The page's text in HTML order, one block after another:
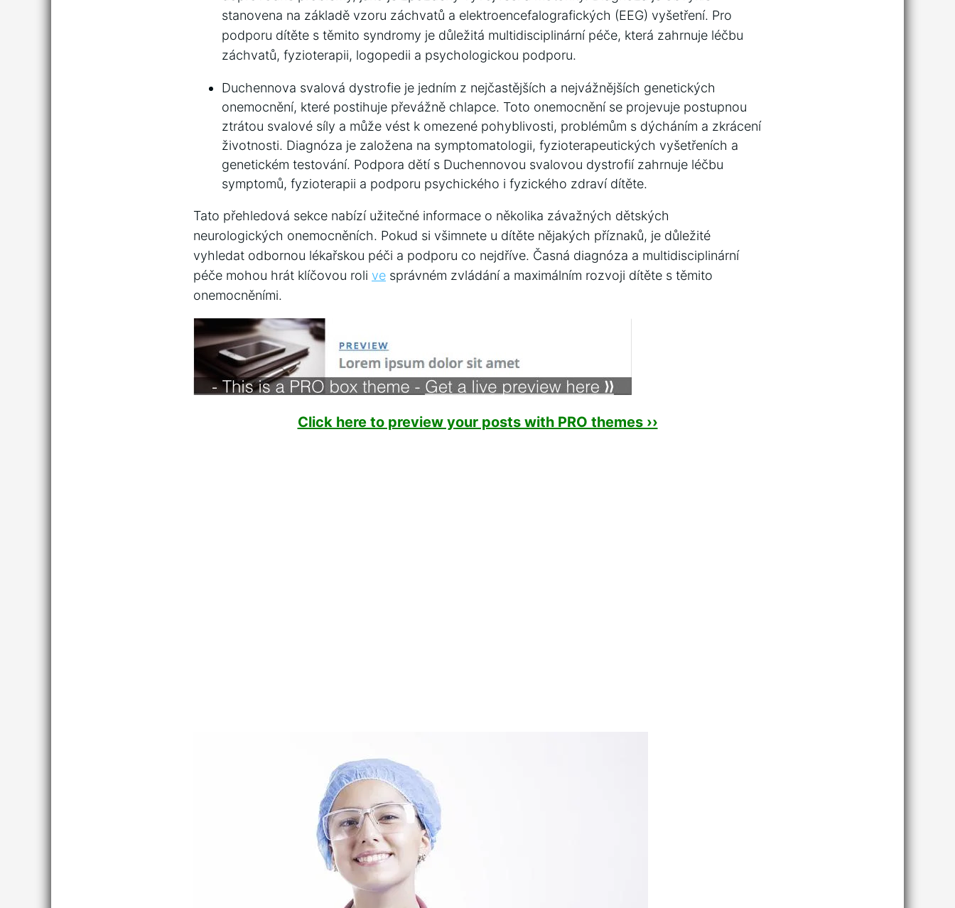
stanovena na základě vzoru záchvatů ⁤a elektroencefalografických ⁤(EEG) vyšetření. Pro
podporu dítěte ‍s těmito syndromy je důležitá multidisciplinární péče, která zahrnuje léčbu
záchvatů, fyzioterapii, logopedii a psychologickou podporu.
Duchennova svalová dystrofie je jedním z nejčastějších a nejvážnějších genetických
onemocnění, které postihuje převážně chlapce. Toto onemocnění se ⁤projevuje postupnou⁤
ztrátou svalové síly a může vést k omezené pohyblivosti, ⁤problémům s dýcháním a zkrácení
‌životnosti. Diagnóza je založena na symptomatologii, fyzioterapeutických vyšetřeních a
genetickém testování. Podpora dětí s Duchennovou svalovou dystrofií zahrnuje léčbu
symptomů, fyzioterapii a podporu psychického i fyzického zdraví dítěte.
Tato přehledová sekce nabízí užitečné‌ informace o několika závažných dětských
‍neurologických onemocněních.⁤ Pokud si⁣ všimnete u dítěte nějakých příznaků, je důležité
vyhledat odbornou lékařskou péči a podporu ‌co nejdříve. Časná diagnóza a multidisciplinární
péče ⁢mohou hrát klíčovou roli ve správném zvládání a maximálním ‌rozvoji dítěte s ⁢těmito ​
onemocněními.
Click here to preview your posts with PRO themes ››